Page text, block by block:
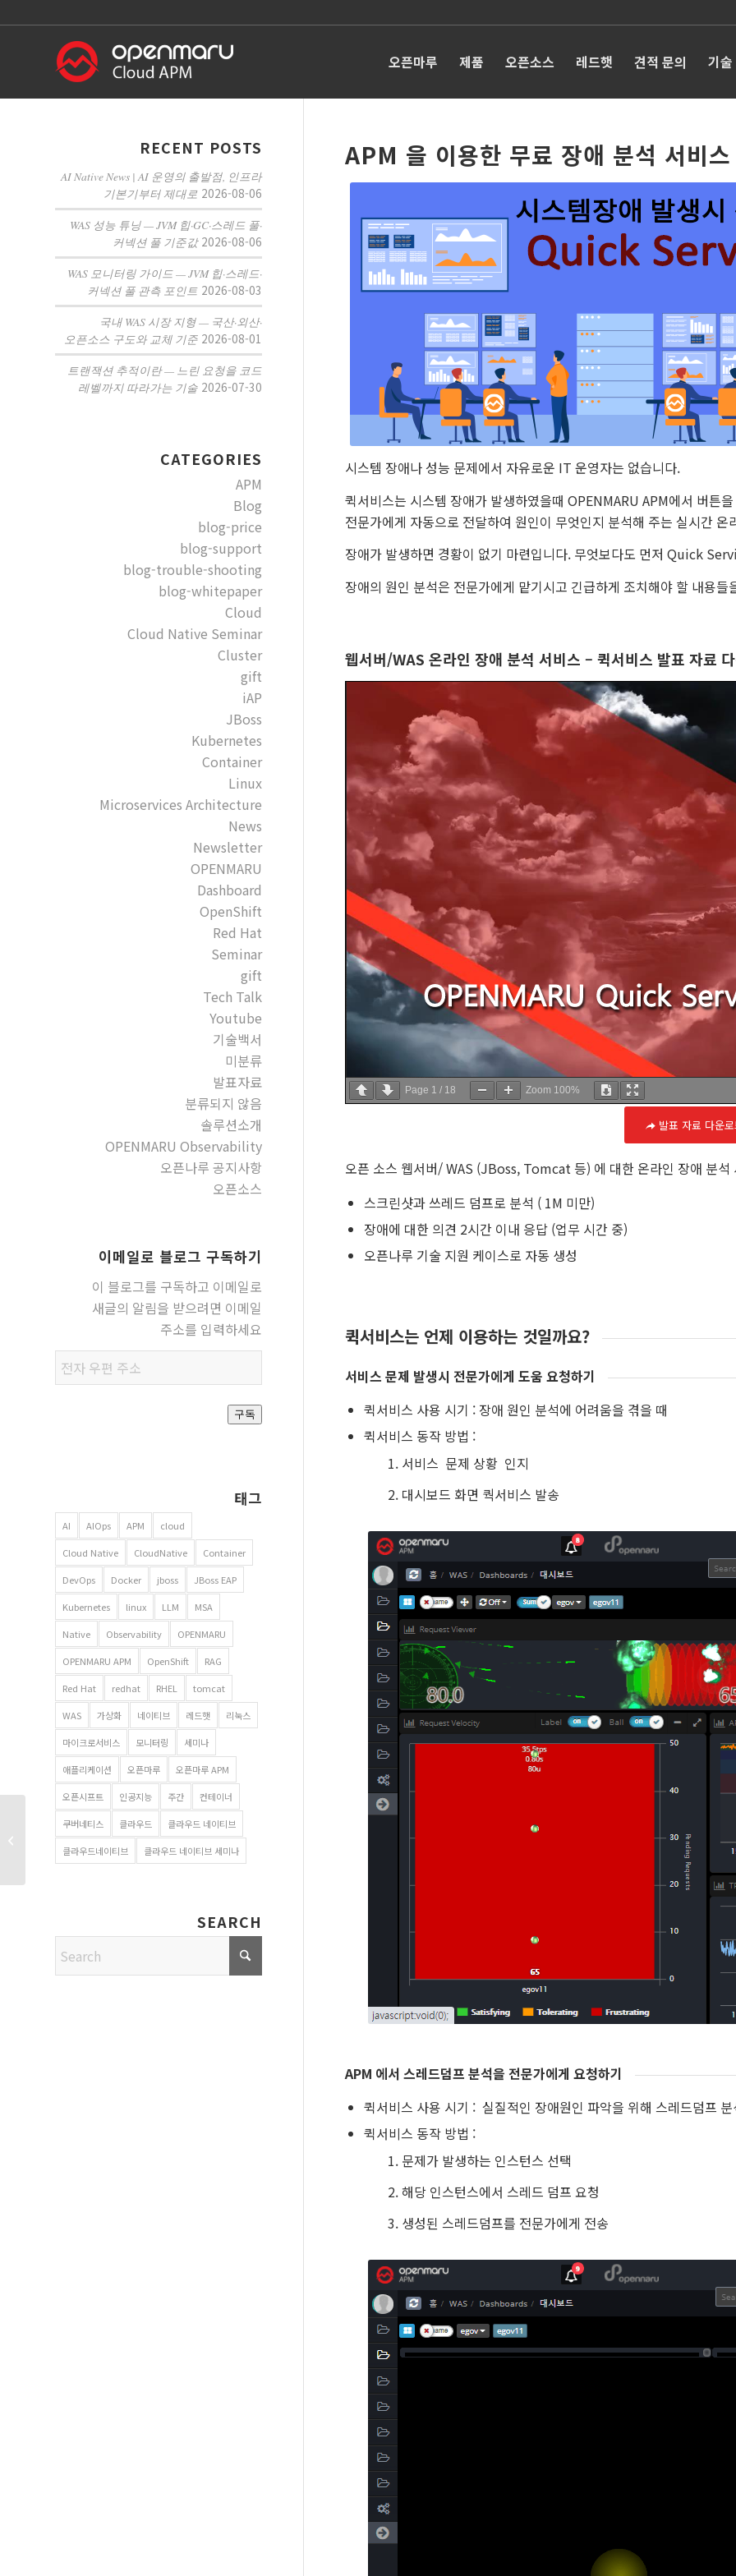
오픈마루 제품 오픈소스 레드햇 견적 문의 기술
APM 을 이용한 무료 장애 분석 서비
시스템 장애나 성능 문제에서 자유로운 IT 운영자는 없습니다.
퀵서비스는 시스템 장애가 발생하였을때 OPENMARU APM에서 버튼
전문가에게 자동으로 전달하여 원인이 무엇인지 분석해 주는 실시간 온
장애가 발생하면 경황이 없기 마련입니다. 무엇보다도 먼저 Quick
장애의 원인 분석은 전문가에게 맡기시고 긴급하게 조치해야 할 내용들
웹서버/WAS 온라인 장애 분석 서비스 – 퀵서비스 발표 자료
Page 1 / 18 Zoom 100%
발표 자료 다운
오픈 소스 웹서버/ WAS (JBoss, Tomcat 등) 에 대한 온라인 장애 분석
스크린샷과 쓰레드 덤프로 분석 ( 1M 미만)
장애에 대한 의견 2시간 이내 응답 (업무 시간 중)
오픈나루 기술 지원 케이스로 자동 생성
퀵서비스는 언제 이용하는 것일까요?
서비스 문제 발생시 전문가에게 도움 요청하기
퀵서비스 사용 시기 : 장애 원인 분석에 어려움을 겪을 때
퀵서비스 동작 방법 :
서비스 문제 상황 인지
대시보드 화면 쿽서비스 발송
APM 에서 스레드덤프 분석을 전문가에게 요청하기
퀵서비스 사용 시기 : 실질적인 장애원인 파악을 위해 스레드덤프 분
퀵서비스 동작 방법 :
문제가 발생하는 인스턴스 선택
해당 인스턴스에서 스레드 덤프 요청
생성된 스레드덤프를 전문가에게 전송
RECENT POSTS
AI Native News | AI 운영의 출발점, 인프라
기본기부터 제대로 2026-08-06
WAS 성능 튜닝 — JVM 힙·GC·스레드 풀·
커넥션 풀 기준값 2026-08-06
WAS 모니터링 가이드 — JVM 힙·스레드·
커넥션 풀 관측 포인트 2026-08-03
국내 WAS 시장 지형 — 국산·외산·
오픈소스 구도와 교체 기준 2026-08-01
트랜잭션 추적이란 — 느린 요청을 코드
레벨까지 따라가는 기술 2026-07-30
CATEGORIES
APM
Blog
blog-price
blog-support
blog-trouble-shooting
blog-whitepaper
Cloud
Cloud Native Seminar
Cluster
gift
iAP
JBoss
Kubernetes
Container
Linux
Microservices Architecture
News
Newsletter
OPENMARU
Dashboard
OpenShift
Red Hat
Seminar
gift
Tech Talk
Youtube
기술백서
미분류
발표자료
분류되지 않음
솔루션소개
OPENMARU Observability
오픈나루 공지사항
오픈소스
이메일로 블로그 구독하기
이 블로그를 구독하고 이메일로
새글의 알림을 받으려면 이메일
주소를 입력하세요
우편
주소
구독
태그
AI AIOps APM cloud
Cloud Native CloudNative Container
DevOps Docker jboss JBoss EAP
Kubernetes linux LLM MSA
Native Observability OPENMARU
OPENMARU APM OpenShift RAG
Red Hat redhat RHEL tomcat
WAS 가상화 네이티브 레드햇 리눅스
마이크로서비스 모니터링 세미나
애플리케이션 오픈마루 오픈마루 APM
오픈시프트 인공지능 주간 컨테이너
쿠버네티스 클라우드 클라우드 네이티브
클라우드네이티브 클라우드 네이티브 세미나
SEARCH
클라우드 네이티브 비대면
워크샵 – 2021년 6월